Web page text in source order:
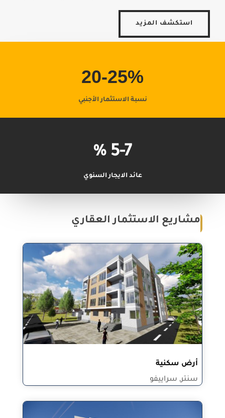
استكشف المزيد
20-25%
نسبة الاستثمار الأجنبي
5-7
%
عائد الايجار السنوي
مشاريع الاستثمار العقاري
أرض سكنية
سنتر, سراييفو